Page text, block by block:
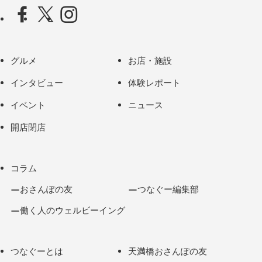
グルメ お店・施設
インタビュー 体験レポート
イベント ニュース
開店閉店
コラム
おさんぽの友 つなぐー編集部
働く人のウェルビーイング
つなぐーとは 天満橋おさんぽの友